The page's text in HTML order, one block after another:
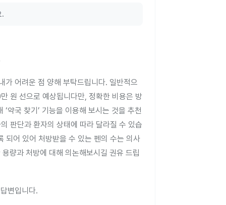
.
가 어려운 점 양해 부탁드립니다. 일반적으
원 선으로 예상됩니다만, 정확한 비용은 방
약국 찾기’ 기능을 이용해 보시는 것을 추천
판단과 환자의 상태에 따라 달라질 수 있습
되어 있어 처방받을 수 있는 펜의 수는 의사
량과 처방에 대해 의논해보시길 권유 드립
변입니다.